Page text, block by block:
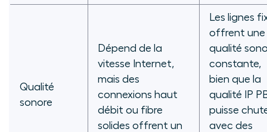
Qualité
sonore
Dépend de la
vitesse Internet,
mais des
connexions haut
débit ou fibre
solides offrent un
Les lignes
offrent une
qualité
constante,
bien que la
qualité IP
puisse
avec des